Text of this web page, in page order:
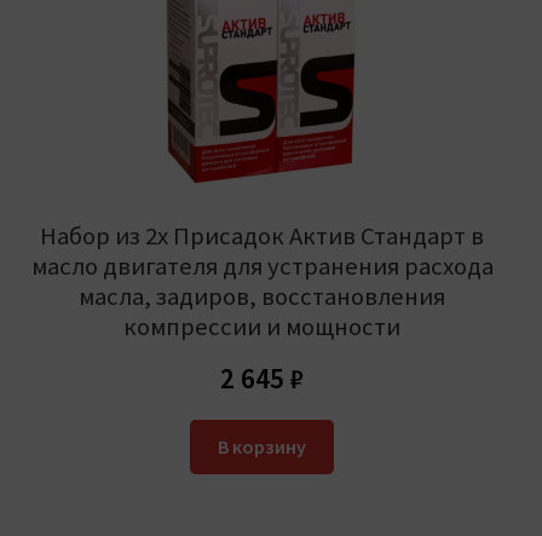
Набор из 2х Присадок Актив Стандарт в
масло двигателя для устранения расхода
масла, задиров, восстановления
компрессии и мощности
2 645 ₽
В корзину